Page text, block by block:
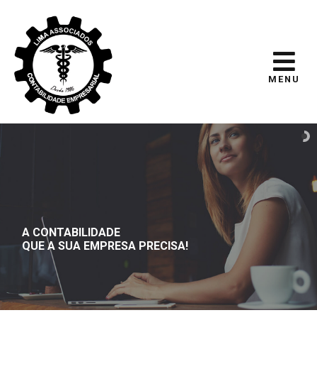
MENU
A CONTABILIDADE
QUE A SUA EMPRESA PRECISA!